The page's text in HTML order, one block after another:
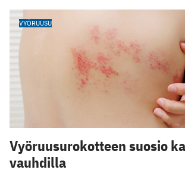
VYÖRUUSU
Vyöruusurokotteen suosio
vauhdilla